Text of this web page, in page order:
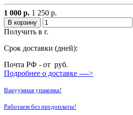
1 000 р. 1 250 р.
В корзину
Получить в г.
Срок доставки (дней):
Почта РФ - от руб.
Подробнее о доставке ---->
Вакуумная упаковка!
Работаем без предоплаты!